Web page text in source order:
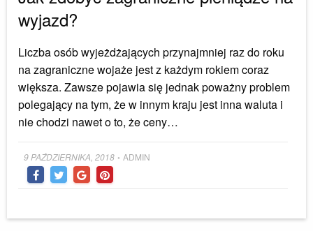
wyjazd?
Liczba osób wyjeżdżających przynajmniej raz do roku
na zagraniczne wojaże jest z każdym rokiem coraz
większa. Zawsze pojawia się jednak poważny problem
polegający na tym, że w innym kraju jest inna waluta i
nie chodzi nawet o to, że ceny…
Posted
on
9 PAŹDZIERNIKA, 2018 • ADMIN